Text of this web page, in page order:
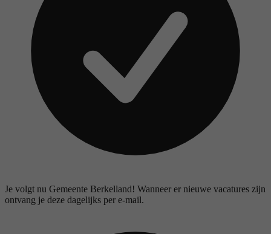
Je volgt nu Gemeente Berkelland! Wanneer er nieuwe vacatures zijn
ontvang je deze dagelijks per e-mail.